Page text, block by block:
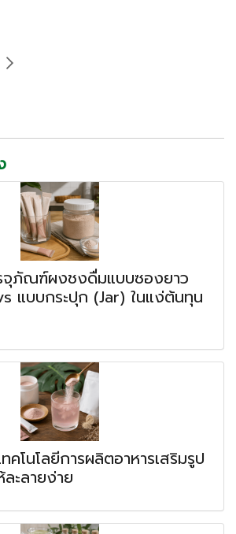
จุภัณฑ์ผงชงดื่มแบบซองยาว
แบบกระปุก (Jar) ในแง่ต้นทุน
คโนโลยีการผลิตอาหารเสริมรูป
ะลายง่าย